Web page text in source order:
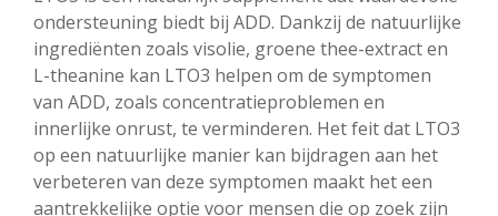
ondersteuning biedt bij ADD. Dankzij de natuurlijke
ingrediënten zoals visolie, groene thee-extract en
L-theanine kan LTO3 helpen om de symptomen
van ADD, zoals concentratieproblemen en
innerlijke onrust, te verminderen. Het feit dat LTO3
op een natuurlijke manier kan bijdragen aan het
verbeteren van deze symptomen maakt het een
aantrekkelijke optie voor mensen die op zoek zijn